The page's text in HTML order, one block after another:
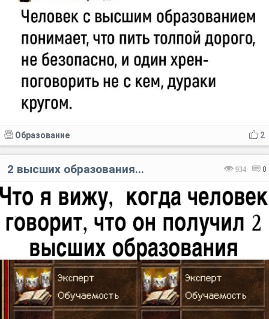
2
Образование
934 0
2 высших образования...